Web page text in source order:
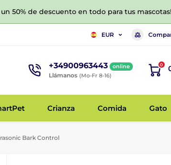
50% de descuento en todo para tus mascotas!
EUR
+34900963443 online
Llámanos (Mo-Fr 8-16)
0
Crianza Comida Gato
Bark Control